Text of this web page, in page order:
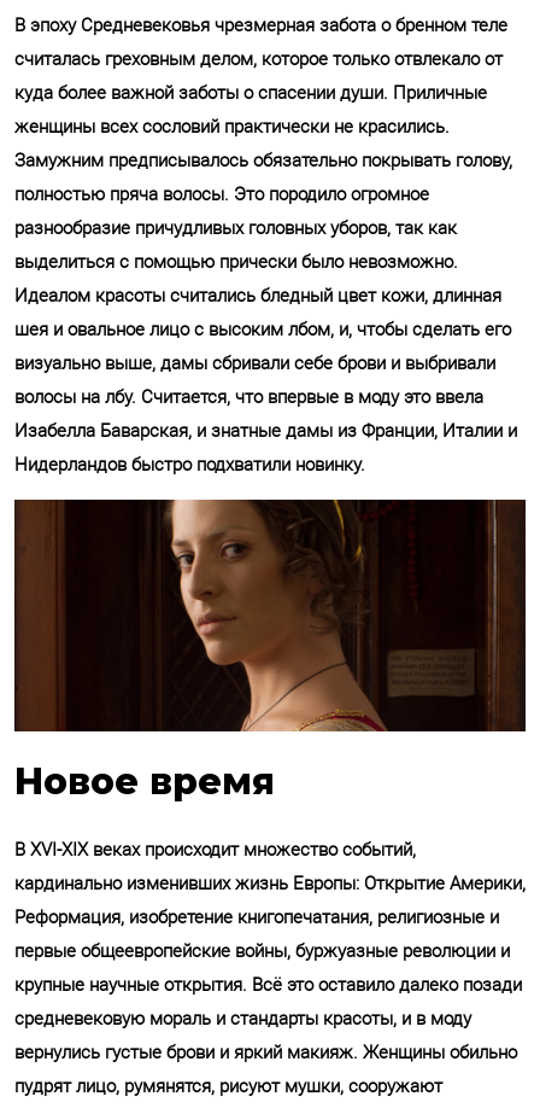
В эпоху Средневековья чрезмерная забота о бренном теле
считалась греховным делом, которое только отвлекало от
куда более важной заботы о спасении души. Приличные
женщины всех сословий практически не красились.
Замужним предписывалось обязательно покрывать голову,
полностью пряча волосы. Это породило огромное
разнообразие причудливых головных уборов, так как
выделиться с помощью прически было невозможно.
Идеалом красоты считались бледный цвет кожи, длинная
шея и овальное лицо с высоким лбом, и, чтобы сделать его
визуально выше, дамы сбривали себе брови и выбривали
волосы на лбу. Считается, что впервые в моду это ввела
Изабелла Баварская, и знатные дамы из Франции, Италии и
Нидерландов быстро подхватили новинку.
Новое время
В XVI-XIX веках происходит множество событий,
кардинально изменивших жизнь Европы: Открытие Америки,
Реформация, изобретение книгопечатания, религиозные и
первые общеевропейские войны, буржуазные революции и
крупные научные открытия. Всё это оставило далеко позади
средневековую мораль и стандарты красоты, и в моду
вернулись густые брови и яркий макияж. Женщины обильно
пудрят лицо, румянятся, рисуют мушки, сооружают